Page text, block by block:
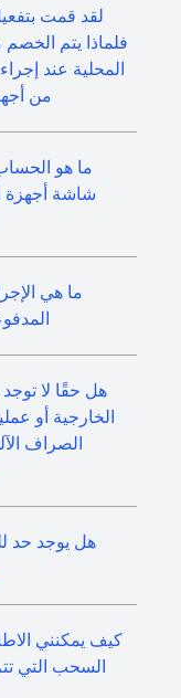
لقد قمت
فلماذا يتم
المحلية عند
من
ما هو
شاشة أجهزة
ما هي
هل حقًا لا
الخارجية أو
الصراف
هل يوجد حد
كيف يمكنني
السحب التي